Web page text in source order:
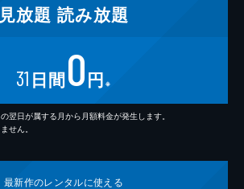
見放題 読み放題
31 日間0円 ※
翌日が属する月から月額料金が発生します。
せん。
最新作のレンタルに使える